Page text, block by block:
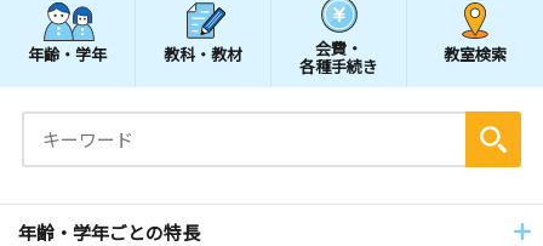
年齢・学年 教科・教材 会費・
各種手続き
教室検索
年齢・学年ごとの特長